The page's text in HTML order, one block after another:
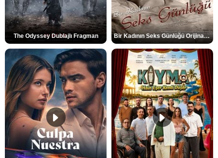
The Odyssey Dublajlı Fragman Bir Kadının Seks Günlüğü Orijinal Fragman